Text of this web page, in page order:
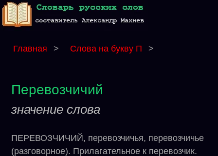
Главная > Слова на букву П >
Перевозчичий
значение слова
ПЕРЕВОЗЧИЧИЙ, перевозчичья, перевозчичье
(разговорное). Прилагательное к перевозчик.